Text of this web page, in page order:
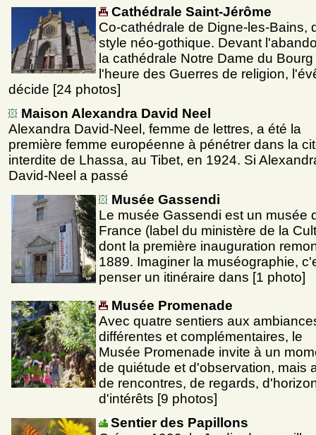
Cathédrale Saint-Jérôme
Co-cathédrale de Digne-les-Bains,
style néo-gothique. Devant
la cathédrale Notre Dame du Bourg
l'heure des Guerres de religion,
décide [24 photos]
Maison Alexandra David Neel
Alexandra David-Neel, femme de lettres, a été la
première femme européenne à pénétrer dans la
interdite de Lhassa, au Tibet, en 1924. Si
David-Neel a passé
Musée Gassendi
Le musée Gassendi est un musée
France (label du ministère de la
dont la première inauguration
1889. Imaginer la muséographie,
penser un itinéraire dans [1 photo]
Musée Promenade
Avec quatre sentiers aux
différentes et complémentaires, le
Musée Promenade invite à un
de quiétude et d'observation, mais
de rencontres, de regards,
d'intérêts [9 photos]
Sentier des Papillons